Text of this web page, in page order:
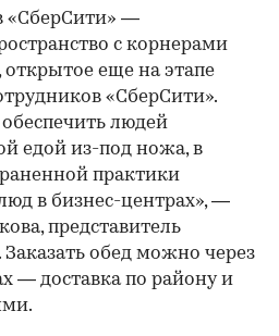
«СберСити» —
с корнерами
еще на этапе
«СберСити».
людей
едой из-под ножа, в
практики
в бизнес-центрах», —
представитель
обед можно через
— доставка по району и